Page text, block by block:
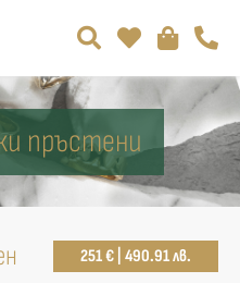
пръстени
251 € | 490.91 лв.